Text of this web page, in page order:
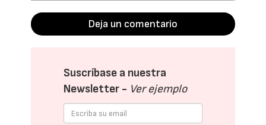
Deja un comentario
Suscríbase a nuestra
Newsletter - Ver ejemplo